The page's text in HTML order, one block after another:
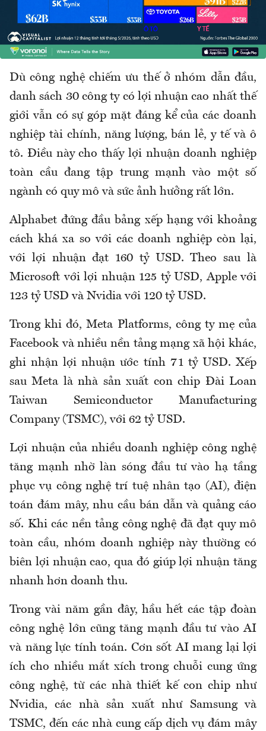
Dù công nghệ chiếm ưu thế ở nhóm dẫn đầu,
danh sách 30 công ty có lợi nhuận cao nhất thế
giới vẫn có sự góp mặt đáng kể của các doanh
nghiệp tài chính, năng lượng, bán lẻ, y tế và ô
tô. Điều này cho thấy lợi nhuận doanh nghiệp
toàn cầu đang tập trung mạnh vào một số
ngành có quy mô và sức ảnh hưởng rất lớn.
Alphabet đứng đầu bảng xếp hạng với khoảng
cách khá xa so với các doanh nghiệp còn lại,
với lợi nhuận đạt 160 tỷ USD. Theo sau là
Microsoft với lợi nhuận 125 tỷ USD, Apple với
123 tỷ USD và Nvidia với 120 tỷ USD.
Trong khi đó, Meta Platforms, công ty mẹ của
Facebook và nhiều nền tảng mạng xã hội khác,
ghi nhận lợi nhuận ước tính 71 tỷ USD. Xếp
sau Meta là nhà sản xuất con chip Đài Loan
Taiwan Semiconductor Manufacturing
Company (TSMC), với 62 tỷ USD.
Lợi nhuận của nhiều doanh nghiệp công nghệ
tăng mạnh nhờ làn sóng đầu tư vào hạ tầng
phục vụ công nghệ trí tuệ nhân tạo (AI), điện
toán đám mây, nhu cầu bán dẫn và quảng cáo
số. Khi các nền tảng công nghệ đã đạt quy mô
toàn cầu, nhóm doanh nghiệp này thường có
biên lợi nhuận cao, qua đó giúp lợi nhuận tăng
nhanh hơn doanh thu.
Trong vài năm gần đây, hầu hết các tập đoàn
công nghệ lớn cũng tăng mạnh đầu tư vào AI
và năng lực tính toán. Cơn sốt AI mang lại lợi
ích cho nhiều mắt xích trong chuỗi cung ứng
công nghệ, từ các nhà thiết kế con chip như
Nvidia, các nhà sản xuất như Samsung và
TSMC, đến các nhà cung cấp dịch vụ đám mây